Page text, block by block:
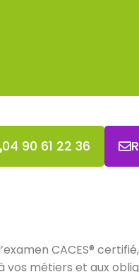
04 90 61 22 36
CACES®
métiers et aux